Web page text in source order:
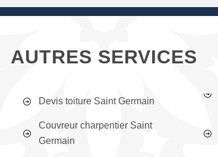
AUTRES SERVICES
Devis toiture Saint Germain
Couvreur charpentier Saint
Germain